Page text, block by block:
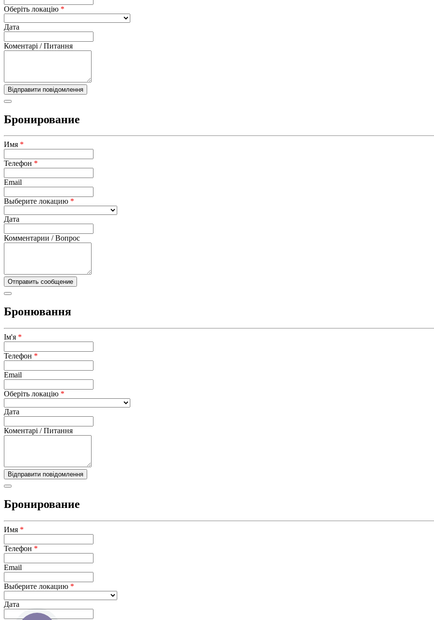
Оберіть локацію *
Дата
Коментарі / Питання
Бронирование
Имя *
Телефон *
Email
Выберите локацию *
Дата
Комментарии / Вопрос
Бронювання
Ім'я *
Телефон *
Email
Оберіть локацію *
Дата
Коментарі / Питання
Бронирование
Имя *
Телефон *
Email
Выберите локацию *
Дата